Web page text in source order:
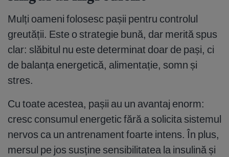
Mulți oameni folosesc pașii pentru controlul
greutății. Este o strategie bună, dar merită spus
clar: slăbitul nu este determinat doar de pași, ci
de balanța energetică, alimentație, somn și
stres.
Cu toate acestea, pașii au un avantaj enorm:
cresc consumul energetic fără a solicita sistemul
nervos ca un antrenament foarte intens. În plus,
mersul pe jos susține sensibilitatea la insulină și